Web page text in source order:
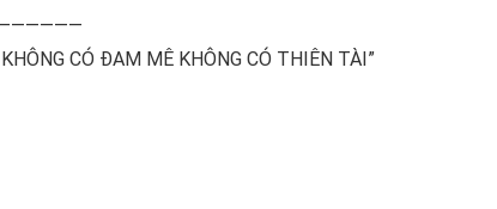
CÓ ĐAM MÊ KHÔNG CÓ THIÊN TÀI”